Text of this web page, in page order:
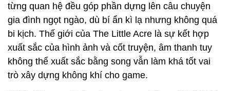
từng quan hệ đều góp phần dựng lên câu chuyện
gia đình ngọt ngào, dù bí ẩn kì lạ nhưng không quá
bi kịch. Thế giới của The Little Acre là sự kết hợp
xuất sắc của hình ảnh và cốt truyện, âm thanh tuy
không thể xuất sắc bằng song vẫn làm khá tốt vai
trò xây dựng không khí cho game.